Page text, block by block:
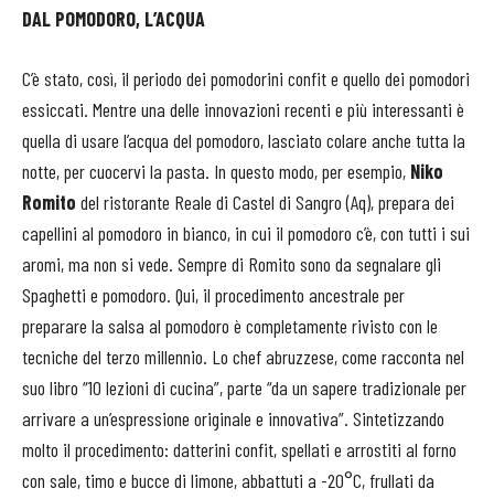
DAL POMODORO, L’ACQUA
C’è stato, così, il periodo dei pomodorini confit e quello dei pomodori
essiccati. Mentre una delle innovazioni recenti e più interessanti è
quella di usare l’acqua del pomodoro, lasciato colare anche tutta la
notte, per cuocervi la pasta. In questo modo, per esempio, Niko
Romito del ristorante Reale di Castel di Sangro (Aq), prepara dei
capellini al pomodoro in bianco, in cui il pomodoro c’è, con tutti i sui
aromi, ma non si vede. Sempre di Romito sono da segnalare gli
Spaghetti e pomodoro. Qui, il procedimento ancestrale per
preparare la salsa al pomodoro è completamente rivisto con le
tecniche del terzo millennio. Lo chef abruzzese, come racconta nel
suo libro “10 lezioni di cucina”, parte “da un sapere tradizionale per
arrivare a un’espressione originale e innovativa”. Sintetizzando
molto il procedimento: datterini confit, spellati e arrostiti al forno
con sale, timo e bucce di limone, abbattuti a -20°C, frullati da